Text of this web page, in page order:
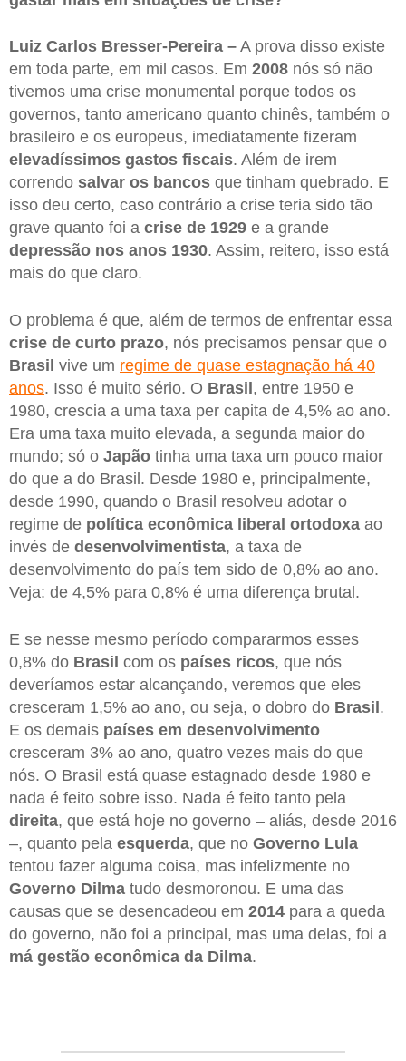
Luiz Carlos Bresser-Pereira – A prova disso existe
em toda parte, em mil casos. Em 2008 nós só não
tivemos uma crise monumental porque todos os
governos, tanto americano quanto chinês, também o
brasileiro e os europeus, imediatamente fizeram
elevadíssimos gastos fiscais. Além de irem
correndo salvar os bancos que tinham quebrado. E
isso deu certo, caso contrário a crise teria sido tão
grave quanto foi a crise de 1929 e a grande
depressão nos anos 1930. Assim, reitero, isso está
mais do que claro.
O problema é que, além de termos de enfrentar essa
crise de curto prazo, nós precisamos pensar que o
Brasil vive um regime de quase estagnação há 40
anos. Isso é muito sério. O Brasil , entre 1950 e
1980, crescia a uma taxa per capita de 4,5% ao ano.
Era uma taxa muito elevada, a segunda maior do
mundo; só o Japão tinha uma taxa um pouco maior
do que a do Brasil. Desde 1980 e, principalmente,
desde 1990, quando o Brasil resolveu adotar o
regime de política econômica liberal ortodoxa ao
invés de desenvolvimentista, a taxa de
desenvolvimento do país tem sido de 0,8% ao ano.
Veja: de 4,5% para 0,8% é uma diferença brutal.
E se nesse mesmo período compararmos esses
0,8% do Brasil com os países ricos, que nós
deveríamos estar alcançando, veremos que eles
cresceram 1,5% ao ano, ou seja, o dobro do Brasil.
E os demais países em desenvolvimento
cresceram 3% ao ano, quatro vezes mais do que
nós. O Brasil está quase estagnado desde 1980 e
nada é feito sobre isso. Nada é feito tanto pela
direita, que está hoje no governo – aliás, desde 2016
–, quanto pela esquerda, que no Governo Lula
tentou fazer alguma coisa, mas infelizmente no
Governo Dilma tudo desmoronou. E uma das
causas que se desencadeou em 2014 para a queda
do governo, não foi a principal, mas uma delas, foi a
má gestão econômica da Dilma.